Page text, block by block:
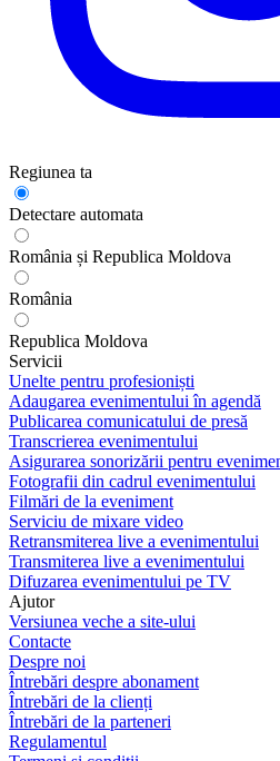
Regiunea ta
Detectare automata
România și Republica Moldova
România
Republica Moldova
Servicii
Unelte pentru profesioniști
Adaugarea evenimentului în agendă
Publicarea comunicatului de presă
Transcrierea evenimentului
Asigurarea sonorizării pentru
Fotografii din cadrul evenimentului
Filmări de la eveniment
Serviciu de mixare video
Retransmiterea live a evenimentului
Transmiterea live a evenimentului
Difuzarea evenimentului pe TV
Ajutor
Versiunea veche a site-ului
Contacte
Despre noi
Întrebări despre abonament
Întrebări de la clienți
Întrebări de la parteneri
Regulamentul